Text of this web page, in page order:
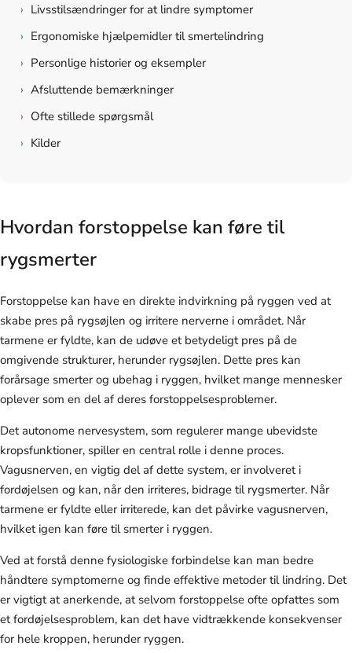
› Livsstilsændringer for at lindre symptomer
› Ergonomiske hjælpemidler til smertelindring
› Personlige historier og eksempler
› Afsluttende bemærkninger
› Ofte stillede spørgsmål
› Kilder
Hvordan forstoppelse kan føre til
rygsmerter
Forstoppelse kan have en direkte indvirkning på ryggen ved at
skabe pres på rygsøjlen og irritere nerverne i området. Når
tarmene er fyldte, kan de udøve et betydeligt pres på de
omgivende strukturer, herunder rygsøjlen. Dette pres kan
forårsage smerter og ubehag i ryggen, hvilket mange mennesker
oplever som en del af deres forstoppelsesproblemer.
Det autonome nervesystem, som regulerer mange ubevidste
kropsfunktioner, spiller en central rolle i denne proces.
Vagusnerven, en vigtig del af dette system, er involveret i
fordøjelsen og kan, når den irriteres, bidrage til rygsmerter. Når
tarmene er fyldte eller irriterede, kan det påvirke vagusnerven,
hvilket igen kan føre til smerter i ryggen.
Ved at forstå denne fysiologiske forbindelse kan man bedre
håndtere symptomerne og finde effektive metoder til lindring. Det
er vigtigt at anerkende, at selvom forstoppelse ofte opfattes som
et fordøjelsesproblem, kan det have vidtrækkende konsekvenser
for hele kroppen, herunder ryggen.